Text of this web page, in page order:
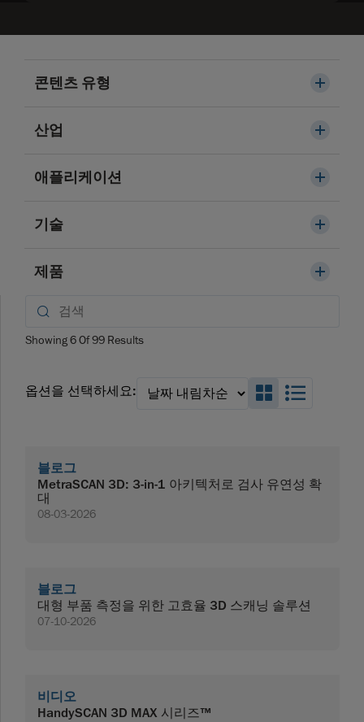
콘텐츠 유형
산업
애플리케이션
기술
제품
Showing6Of99 Results
옵션을 선택하세요:
블로그
MetraSCAN 3D: 3-in-1 아키텍처로 검사 유연성 확
대
08-03-2026
블로그
대형 부품 측정을 위한 고효율 3D 스캐닝 솔루션
07-10-2026
비디오
HandySCAN 3D MAX 시리즈™